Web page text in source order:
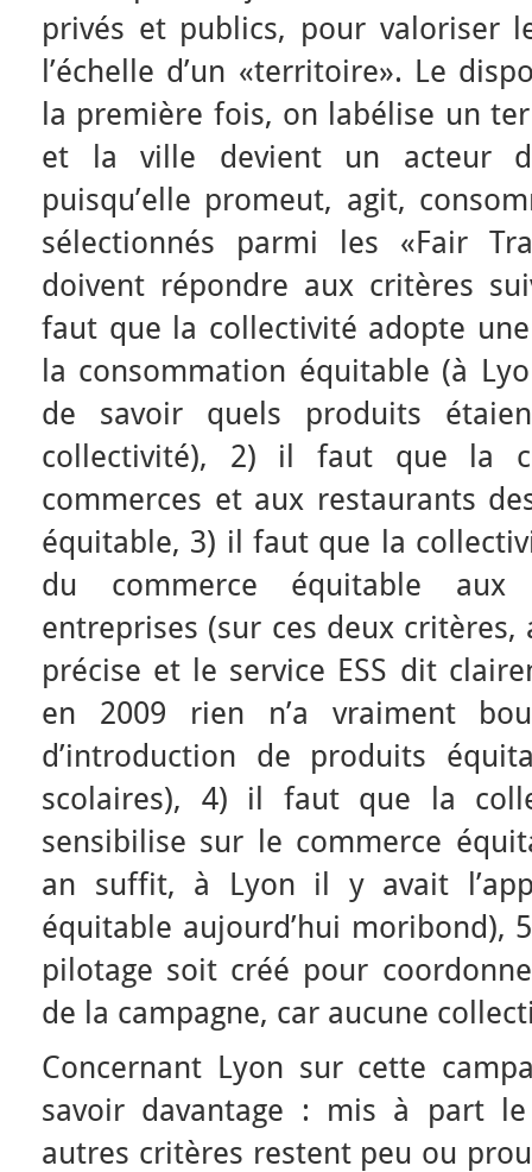
privés et publics, pour valoriser
l’échelle d’un «territoire». Le
la première fois, on labélise un
et la ville devient un acteur
puisqu’elle promeut, agit,
sélectionnés parmi les «Fair
doivent répondre aux critères
faut que la collectivité adopte
la consommation équitable (à
de savoir quels produits
collectivité), 2) il faut que la
commerces et aux restaurants
équitable, 3) il faut que la
du commerce équitable aux
entreprises (sur ces deux
précise et le service ESS dit
en 2009 rien n’a vraiment
d’introduction de produits
scolaires), 4) il faut que la
sensibilise sur le commerce
an suffit, à Lyon il y avait
équitable aujourd’hui moribond),
pilotage soit créé pour
de la campagne, car aucune
Concernant Lyon sur cette
savoir davantage : mis à part
autres critères restent peu ou